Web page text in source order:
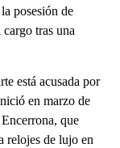
posesión de
tras una
está acusada por
en marzo de
que
relojes de lujo en